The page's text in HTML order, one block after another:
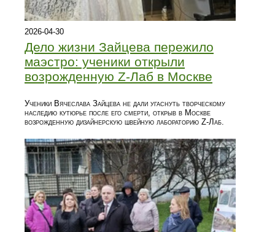
2026-04-30
Дело жизни Зайцева пережило
маэстро: ученики открыли
возрожденную Z-Лаб в Москве
Ученики Вячеслава Зайцева не дали угаснуть творческому
наследию кутюрье после его смерти, открыв в Москве
возрожденную дизайнерскую швейную лабораторию Z-Лаб.